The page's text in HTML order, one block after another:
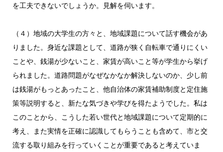
を工夫できないでしょうか。見解を伺います。
（４）地域の大学生の方々と、地域課題について話す機会があ
りました。身近な課題として、道路が狭く自転車で通りにくい
ことや、銭湯が少ないこと、家賃が高いこと等が学生から挙げ
られました。道路問題がなぜなかなか解決しないのか、少し前
は銭湯がもっとあったこと、他自治体の家賃補助制度と定住施
策等説明すると、新たな気づきや学びを得たようでした。私は
このことから、こうした若い世代と地域課題について定期的に
考え、また実情を正確に認識してもらうことも含めて、市と交
流する取り組みを行っていくことが重要であると考えていま